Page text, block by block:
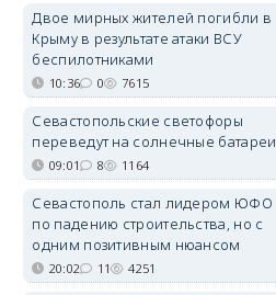
Двое мирных жителей погибли в
Крыму в результате атаки ВСУ
беспилотниками
10:36 0 7615
Севастопольские светофоры
переведут на солнечные батареи
09:01 8 1164
Севастополь стал лидером ЮФО
по падению строительства, но с
одним позитивным нюансом
20:02 11 4251